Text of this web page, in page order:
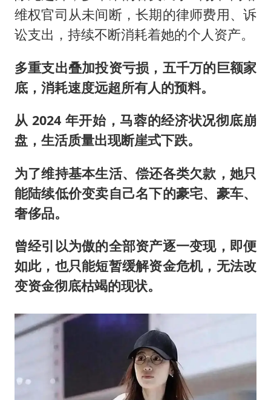
维权官司从未间断，长期的律师费用、诉
讼支出，持续不断消耗着她的个人资产。
多重支出叠加投资亏损，五千万的巨额家
底，消耗速度远超所有人的预料。
从 2024 年开始，马蓉的经济状况彻底崩
盘，生活质量出现断崖式下跌。
为了维持基本生活、偿还各类欠款，她只
能陆续低价变卖自己名下的豪宅、豪车、
奢侈品。
曾经引以为傲的全部资产逐一变现，即便
如此，也只能短暂缓解资金危机，无法改
变资金彻底枯竭的现状。